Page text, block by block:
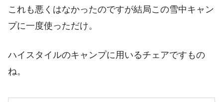
これも悪くはなかったのですが結局この雪中キャン
プに一度使っただけ。
ハイスタイルのキャンプに用いるチェアですもの
ね。